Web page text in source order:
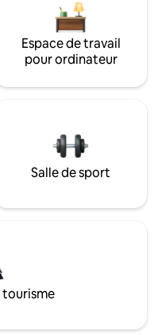
Espace de travail
pour ordinateur
Salle de sport
tourisme